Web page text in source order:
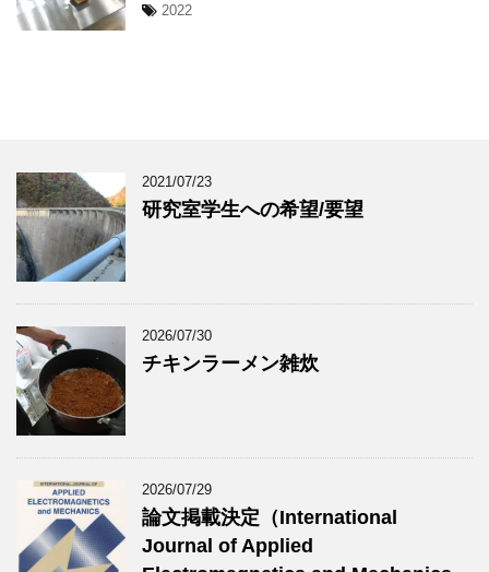
2022
2021/07/23
研究室学生への希望/要望
2026/07/30
チキンラーメン雑炊
2026/07/29
論文掲載決定（International
Journal of Applied